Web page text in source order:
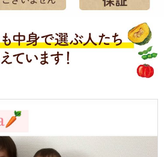
塩)、酵母エキス
シュポテトパウ
ダー、馬鈴薯澱
粉、オニオンパ
ウダー、人参パ
ウダー、揚げに
く、米油)、コシ